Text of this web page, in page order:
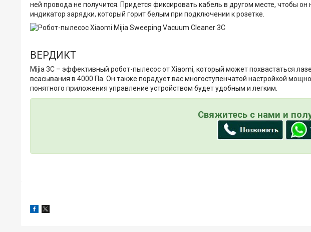
ней провода не получится. Придется фиксировать кабель в другом месте, чтобы
индикатор зарядки, который горит белым при подключении к розетке.
ВЕРДИКТ
Mijia 3C – эффективный робот-пылесос от Xiaomi, который может похвастаться
всасывания в 4000 Па. Он также порадует вас многоступенчатой настройкой
понятного приложения управление устройством будет удобным и легким.
Свяжитесь с нами и